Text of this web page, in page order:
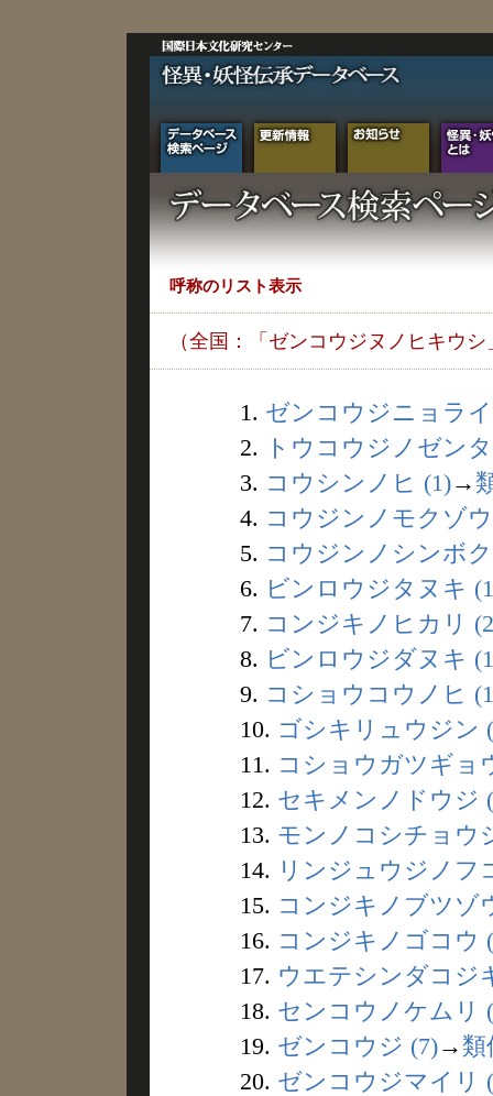
呼称のリスト表示
（全国：「ゼンコウジヌノヒキウ
1. ゼンコウジニョラ
2.
トウコウジノゼン
3. コウシンノヒ (1)→
4. コウジンノモクゾ
5. コウジンノシンボ
6. ビンロウジタヌキ
7. コンジキノヒカリ
8. ビンロウジダヌキ
9. コショウコウノヒ
10. ゴシキリュウジン
11. コショウガツギョ
12. セキメンノドウジ
13. モンノコシチョウ
14. リンジュウジノフ
15. コンジキノブツゾ
16. コンジキノゴコウ
17. ウエテシンダコジ
18. センコウノケムリ
19. ゼンコウジ (7)→ 類
20. ゼンコウジマイリ